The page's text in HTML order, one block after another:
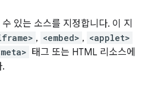
있는 소스를 지정합니다. 이 지
, <embed> , <applet>
태그 또는 HTML 리소스에